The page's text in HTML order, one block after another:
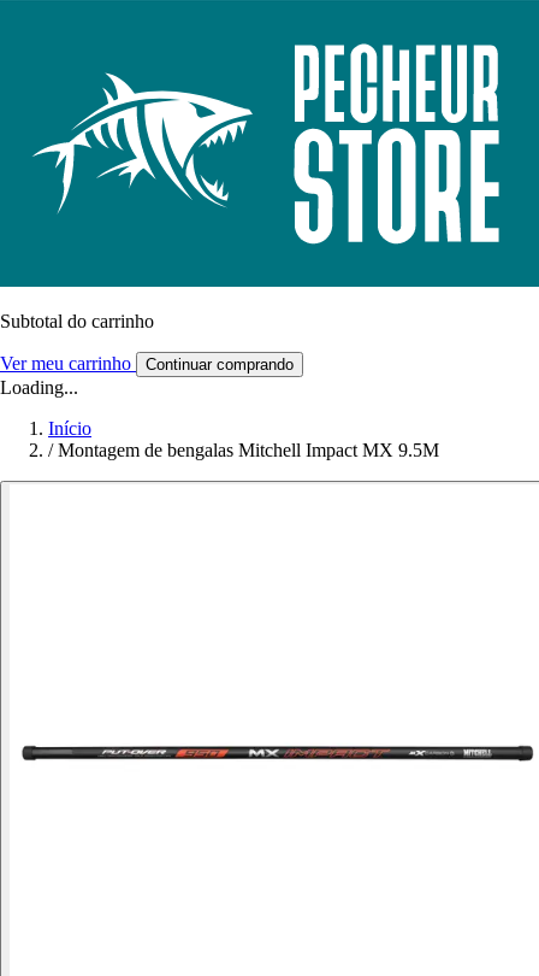
Subtotal do carrinho
Ver meu carrinho Continuar comprando
Loading...
Início
/ Montagem de bengalas Mitchell Impact MX 9.5M